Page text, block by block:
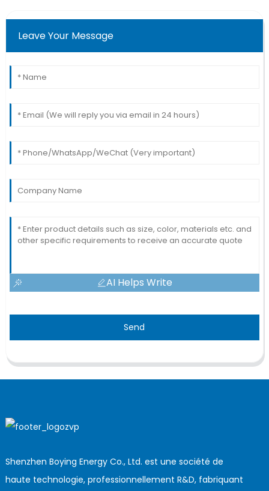
Leave Your Message
AI Helps Write
Send
Shenzhen Boying Energy Co., Ltd. est une société de
haute technologie, professionnellement R&D, fabriquant